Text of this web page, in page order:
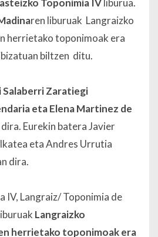
Toponimia IVliburua.
ren liburuak Langraizko
herrietako toponimoak era
biltzen ditu.
Salaberri Zaratiegi
eta Elena Martinez de
Eurekin batera Javier
eta Andres Urrutia
dira.
IV, Langraiz/ Toponimia de
Langraizko
herrietako toponimoak era